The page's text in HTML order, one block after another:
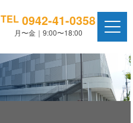
TEL 0942-41-0358
月〜金｜9:00〜18:00